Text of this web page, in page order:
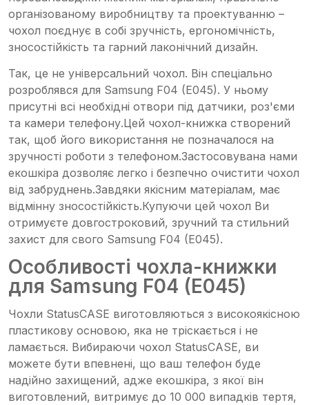
організованому виробництву та проектуванню –
чохол поєднує в собі зручність, ергономічність,
зносостійкість та гарний лаконічний дизайн.
Так, це не універсальний чохол. Він спеціально
розроблявся для Samsung F04 (E045). У ньому
присутні всі необхідні отвори під датчики, роз'єми
та камери телефону.Цей чохол-книжка створений
так, щоб його використання не позначалося на
зручності роботи з телефоном.Застосовувана нами
екошкіра дозволяє легко і безпечно очистити чохол
від забруднень.Завдяки якісним матеріалам, має
відмінну зносостійкість.Купуючи цей чохол Ви
отримуєте довгостроковий, зручний та стильний
захист для свого Samsung F04 (E045).
Особливості чохла-книжки
для Samsung F04 (E045)
Чохли StatusCASE виготовляються з високоякісною
пластикову основою, яка не тріскається і не
ламається. Вибираючи чохол StatusCASE, ви
можете бути впевнені, що ваш телефон буде
надійно захищений, адже екошкіра, з якої він
виготовлений, витримує до 10 000 випадків тертя,